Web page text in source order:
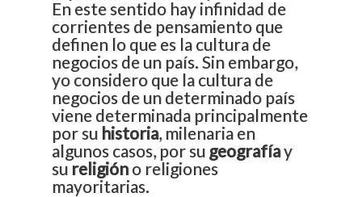
En este sentido hay infinidad de
corrientes de pensamiento que
definen lo que es la cultura de
negocios de un país. Sin embargo,
yo considero que la cultura de
negocios de un determinado país
viene determinada principalmente
por su historia, milenaria en
algunos casos, por su geografíay
su religióno religiones
mayoritarias.